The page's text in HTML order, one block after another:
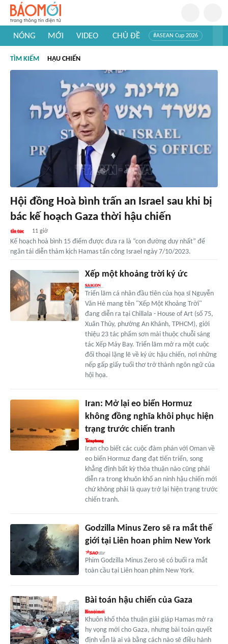
NÓNG MỚI VIDEO CHỦ ĐỀ #ASEAN Cup 2026
#Khám phá Việt Nam
TÌM KIẾM HẬU CHIẾN
Hội đồng Hoà bình trấn an Israel sau khi bị
bác kế hoạch Gaza thời hậu chiến
11 giờ
Kế hoạch hoà bình 15 điểm được đưa ra là “con đường duy nhất” để
ngăn tái diễn thảm kịch Hamas tấn công Israel ngày 7/10/2023.
Xếp một khoảng trời ký ức
Triển lãm cá nhân đầu tiên của họa sĩ Nguyễn
Văn Hè mang tên "Xếp Một Khoảng Trời"
đang diễn ra tại Chillala - House of Art (số 75,
Xuân Thủy, phường An Khánh, TPHCM), giới
thiệu 23 tác phẩm sơn mài thuộc chuỗi sáng
tác Xếp Máy Bay. Triển lãm mở ra một cuộc
đối thoại lặng lẽ về ký ức hậu chiến, nơi những
nếp gấp giấy tuổi thơ trở thành ngôn ngữ của
hội họa.
Iran: Mở lại eo biển Hormuz
không đồng nghĩa khôi phục hiện
trạng trước chiến tranh
Iran cho biết các cuộc đàm phán với Oman về
eo biển Hormuz đang đạt tiến triển, song
khẳng định bất kỳ thỏa thuận nào cũng phải
diễn ra trong khuôn khổ an ninh hậu chiến mới
chứ không phải là quay trở lại hiện trạng trước
chiến tranh.
Godzilla Minus Zero sẽ ra mắt thế
giới tại Liên hoan phim New York
Phim Godzilla Minus Zero sẽ có buổi ra mắt
toàn cầu tại Liên hoan phim New York.
Bài toán hậu chiến của Gaza
Khuôn khổ thỏa thuận giải giáp Hamas mở ra
hy vọng mới cho Gaza, nhưng bài toán quyết
định vẫn là ai và bằng cách nào sẽ điều hành